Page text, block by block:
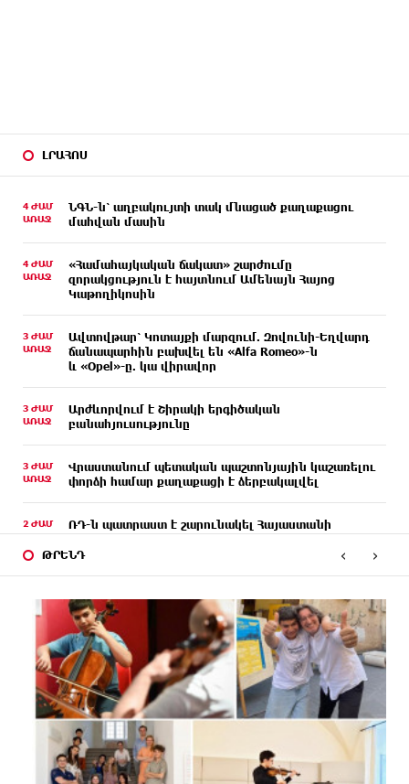
ԼՐԱՀՈՍ
4 ԺԱՄ
ԱՌԱՋ
ՆԳՆ-ն՝ աղբակույտի տակ մնացած քաղաքացու
մահվան մասին
4 ԺԱՄ
ԱՌԱՋ
«Համահայկական ճակատ» շարժումը
զորակցություն է հայտնում Ամենայն Հայոց
Կաթողիկոսին
3 ԺԱՄ
ԱՌԱՋ
Ավտովթար՝ Կոտայքի մարզում. Զովունի-Եղվարդ
ճանապարհին բախվել են «Alfa Romeo»-ն
և «Opel»-ը. կա վիրավոր
3 ԺԱՄ
ԱՌԱՋ
Արժևորվում է Շիրակի երգիծական
բանահյուսությունը
3 ԺԱՄ
ԱՌԱՋ
Վրաստանում պետական ​​պաշտոնյային կաշառելու
փորձի համար քաղաքացի է ձերբակալվել
2 ԺԱՄ
ԱՌԱՋ
ՌԴ-ն պատրաստ է շարունակել Հայաստանի
երկաթուղիների կոնցեսիոն կառավարումը.
Օվերչուկ
ավելացել է
2 ԺԱՄ
ԱՌԱՋ
Իսրայելի ՊԲ-ն հարձակվել է Լիբանանում
«Հըզբոլլահ»-ի հրամանատարական կետերի և
պահեստների վրա
ԱՌԱՋ
«Ռեալ Մադրիդ»-ն ու «ՌԲ Լայպցիգը»
համաձայնության են եկել Յան Դիոմանդեի
տրանսֆերի վերաբերյալ
ԹՐԵՆԴ ‹ ›